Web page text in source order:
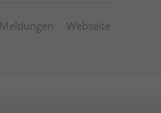
Meldungen
Webseite